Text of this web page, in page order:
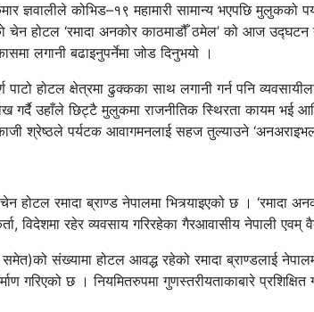
ज्ञवालीले कोभिड–१९ महामारी सामान्य भएपछि
चेन होटल ‘रमादा अनकोर काठमाडौँ ठमेल’ को आज उद्घटन
लगानी बढाइनुपर्नेमा जोड दिनुभयो ।
पाटो होटल क्षेत्रमा ढुक्कका साथ लगानी गर्न पनि
गर्दै उहाँले छिट्टै मुलुकमा राजनीतिक स्थिरता कायम भई
श्रेष्ठले पर्यटक आवागमनलाई सहज तुल्याउने
चेन होटल रमादा ब्राण्ड नेपालमा भित्र्याइएको छ । ‘रमादा
विदेशमा रहेर व्यवसाय गरिरहेका गैरआवासीय नेपाली
संख्यामा होटल आवद्ध रहेको रमादा ब्राण्डलाई
गरिएको छ । नियमितरुपमा गुणस्तरीयताकाबारे